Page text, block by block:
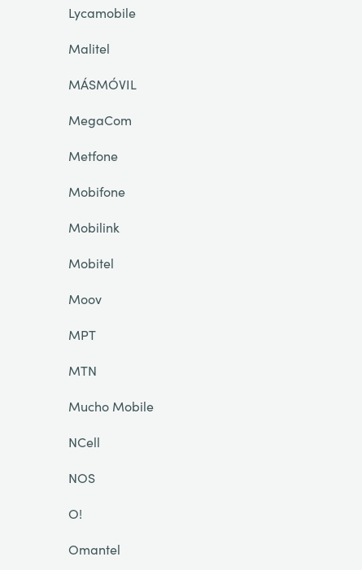
Lycamobile
Malitel
MÁSMÓVIL
MegaCom
Metfone
Mobifone
Mobilink
Mobitel
Moov
MPT
MTN
Mucho Mobile
NCell
NOS
O!
Omantel